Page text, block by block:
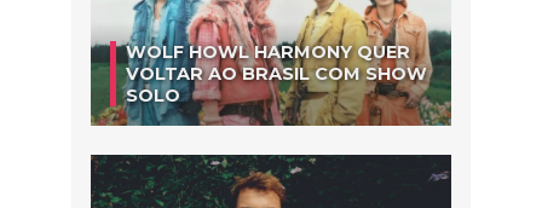
WOLF HOWL HARMONY QUER
VOLTAR AO BRASIL COM SHOW
SOLO